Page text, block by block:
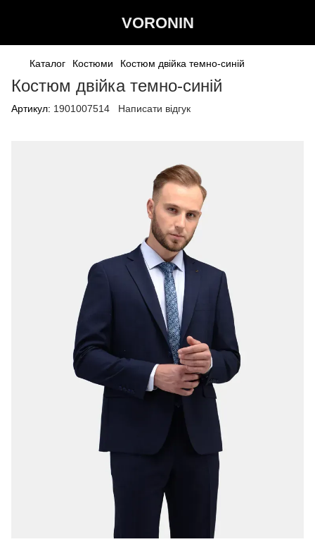
VORONIN
Каталог Костюми Костюм двійка темно-синій
Костюм двійка темно-синій
Артикул: 1901007514 Написати відгук